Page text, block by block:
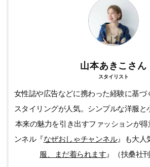
山本あきこさん
スタイリスト
女性誌や広告などに携わった経験に基づ
スタイリングが人気。シンプルな洋服と
本来の魅力を引き出すファッションが得
ンネル『なぜおしゃチャンネル』も大
服、まだ着られます 』（扶桑社